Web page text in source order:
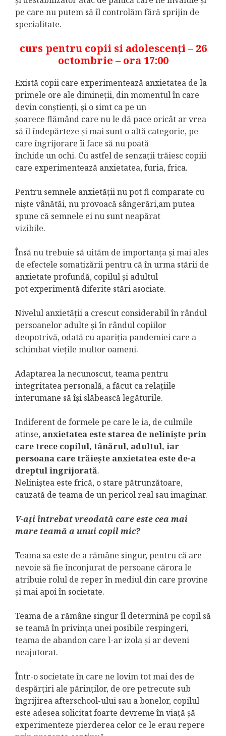
pe care nu putem să îl controlăm fără sprijin de
specialitate.
curs pentru copii si adolescenți – 26
octombrie – ora 17:00
Există copii care experimentează anxietatea de la
primele ore ale dimineții, din momentul în care
devin conștienți, și o simt ca pe un
șoarece flămând care nu le dă pace oricât ar vrea
să îl îndepărteze și mai sunt o altă categorie, pe
care îngrijorare îi face să nu poată
închide un ochi. Cu astfel de senzații trăiesc copiii
care experimentează anxietatea, furia, frica.
Pentru semnele anxietății nu pot fi comparate cu
niște vânătăi, nu provoacă sângerări,am putea
spune că semnele ei nu sunt neapărat
vizibile.
Însă nu trebuie să uităm de importanța și mai ales
de efectele somatizării pentru că în urma stării de
anxietate profundă, copilul și adultul
pot experimentă diferite stări asociate.
Nivelul anxietății a crescut considerabil în rândul
persoanelor adulte și în rândul copiilor
deopotrivă, odată cu apariția pandemiei care a
schimbat viețile multor oameni.
Adaptarea la necunoscut, teama pentru
integritatea personală, a făcut ca relațiile
interumane să își slăbească legăturile.
Indiferent de formele pe care le ia, de culmile
atinse, anxietatea este starea de neliniște prin
care trece copilul, tânărul, adultul, iar
persoana care trăiește anxietatea este de-a
dreptul îngrijorată.
Neliniștea este frică, o stare pătrunzătoare,
cauzată de teama de un pericol real sau imaginar.
V-ați întrebat vreodată care este cea mai
mare teamă a unui copil mic?
Teama sa este de a rămâne singur, pentru că are
nevoie să fie înconjurat de persoane cărora le
atribuie rolul de reper în mediul din care provine
și mai apoi în societate.
Teama de a rămâne singur îl determină pe copil să
se teamă în privința unei posibile respingeri,
teama de abandon care l-ar izola și ar deveni
neajutorat.
Într-o societate în care ne lovim tot mai des de
despărțiri ale părinților, de ore petrecute sub
îngrijirea afterschool-ului sau a bonelor, copilul
este adesea solicitat foarte devreme în viață șă
experimenteze pierderea celor ce le erau repere